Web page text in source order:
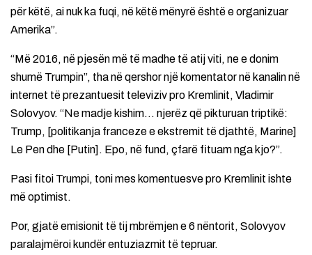
për këtë, ai nuk ka fuqi, në këtë mënyrë është e organizuar
Amerika”.
“Më 2016, në pjesën më të madhe të atij viti, ne e donim
shumë Trumpin”, tha në qershor një komentator në kanalin në
internet të prezantuesit televiziv pro Kremlinit, Vladimir
Solovyov. “Ne madje kishim… njerëz që pikturuan triptikë:
Trump, [politikanja franceze e ekstremit të djathtë, Marine]
Le Pen dhe [Putin]. Epo, në fund, çfarë fituam nga kjo?”.
Pasi fitoi Trumpi, toni mes komentuesve pro Kremlinit ishte
më optimist.
Por, gjatë emisionit të tij mbrëmjen e 6 nëntorit, Solovyov
paralajmëroi kundër entuziazmit të tepruar.